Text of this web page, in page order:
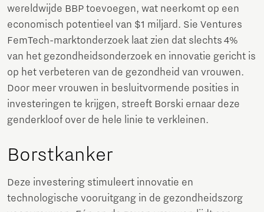
wereldwijde BBP toevoegen, wat neerkomt op een
economisch potentieel van $1 miljard. Sie Ventures
FemTech-marktonderzoek laat zien dat slechts 4%
van het gezondheidsonderzoek en innovatie gericht is
op het verbeteren van de gezondheid van vrouwen.
Door meer vrouwen in besluitvormende posities in
investeringen te krijgen, streeft Borski ernaar deze
genderkloof over de hele linie te verkleinen.
Borstkanker
Deze investering stimuleert innovatie en
technologische vooruitgang in de gezondheidszorg